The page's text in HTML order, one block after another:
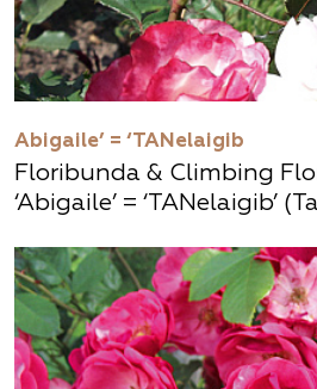
Abigaile’ = ‘TANelaigib
Floribunda & Climbing
‘Abigaile’ = ‘TANelaigib’